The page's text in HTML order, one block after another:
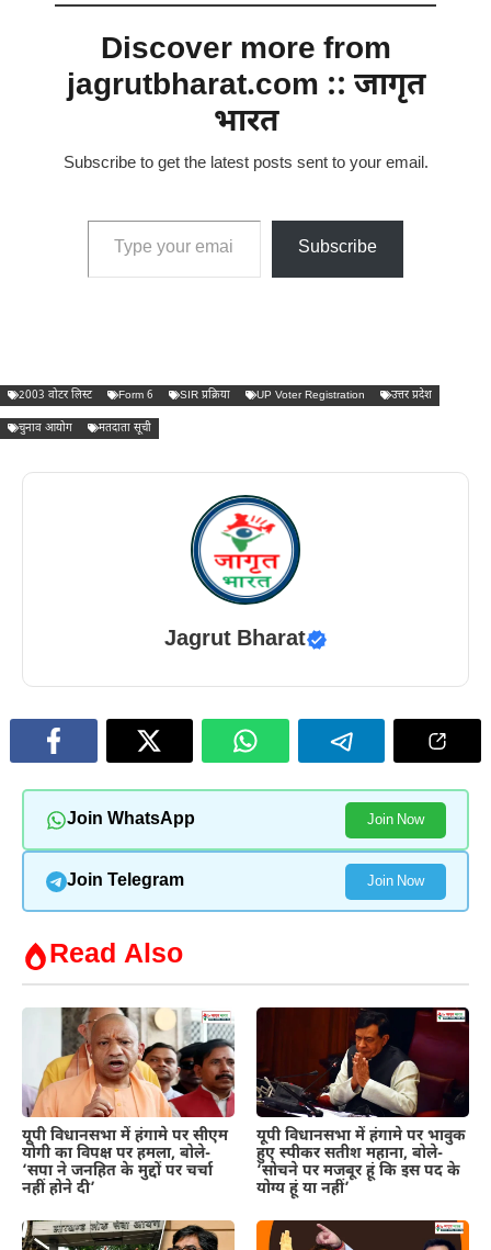
Discover more from
jagrutbharat.com :: जागृत
भारत
Subscribe to get the latest posts sent to your email.
Type your email…
Subscribe
2003 वोटर लिस्ट Form 6 SIR प्रक्रिया UP Voter Registration उत्तर प्रदेश
चुनाव आयोग मतदाता सूची
Jagrut Bharat
Join WhatsApp Join Now
Join Telegram Join Now
Read Also
यूपी विधानसभा में हंगामे पर सीएम
योगी का विपक्ष पर हमला, बोले-
‘सपा ने जनहित के मुद्दों पर चर्चा
नहीं होने दी’
यूपी विधानसभा में हंगामे पर भावुक
हुए स्पीकर सतीश महाना, बोले-
‘सोचने पर मजबूर हूं कि इस पद के
योग्य हूं या नहीं’